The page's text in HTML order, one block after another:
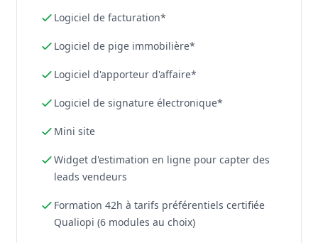
Logiciel de facturation*
Logiciel de pige immobilière*
Logiciel d'apporteur d'affaire*
Logiciel de signature électronique*
Mini site
Widget d'estimation en ligne pour capter des
leads vendeurs
Formation 42h à tarifs préférentiels certifiée
Qualiopi (6 modules au choix)